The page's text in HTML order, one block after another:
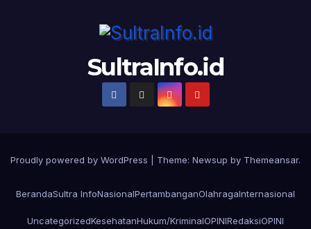
SultraInfo.id
Proudly powered by WordPress Theme: Newsup by Themeansar.
BerandaSultra InfoNasionalPertambanganOlahragaInternasional
UncategorizedKesehatanHukum/KriminalOPINIRedaksiOPINI